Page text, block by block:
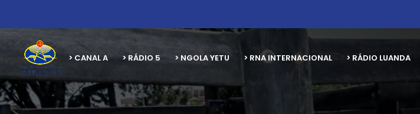
> CANAL A > RÁDIO 5 > NGOLA YETU > RNA INTERNACIONAL > RÁDIO LUANDA